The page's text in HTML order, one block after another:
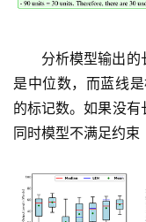
录
业
资
讯
免
分析模型输出
是中位数，而蓝线
的标记数。如果没
同时模型不满足约束